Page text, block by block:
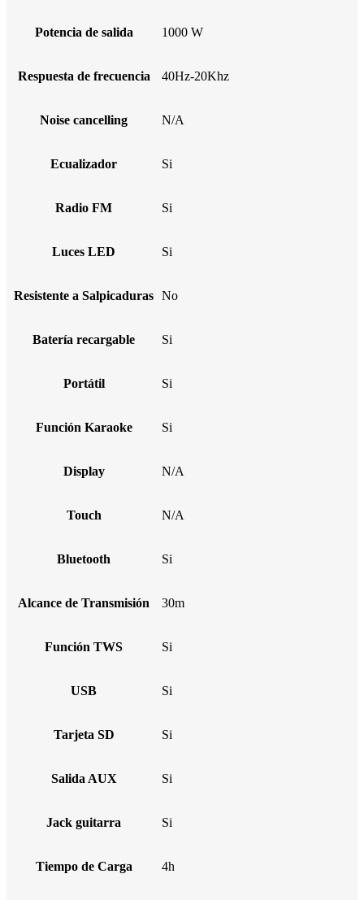
Potencia de salida 1000 W
Respuesta de frecuencia 40Hz-20Khz
Noise cancelling N/A
Ecualizador Si
Radio FM Si
Luces LED Si
Resistente a Salpicaduras No
Batería recargable Si
Portátil Si
Función Karaoke Si
Display N/A
Touch N/A
Bluetooth Si
Alcance de Transmisión 30m
Función TWS Si
USB Si
Tarjeta SD Si
Salida AUX Si
Jack guitarra Si
Tiempo de Carga 4h